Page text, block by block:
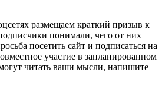
размещаем краткий призыв к
понимали, чего от них
посетить сайт и подписаться на
участие в запланированном
читать ваши мысли, напишите